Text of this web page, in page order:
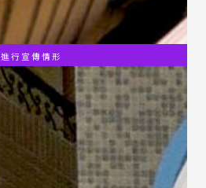
進行宣傳情形